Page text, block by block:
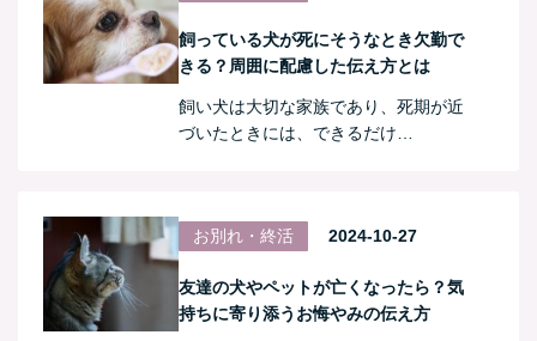
飼っている犬が死にそうなとき欠勤で
きる？周囲に配慮した伝え方とは
飼い犬は大切な家族であり、死期が近
づいたときには、できるだけ…
お別れ・終活 2024-10-27
友達の犬やペットが亡くなったら？気
持ちに寄り添うお悔やみの伝え方